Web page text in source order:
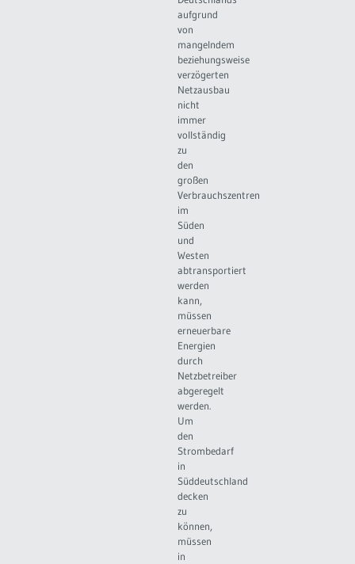
aufgrund
von
mangelndem
beziehungsweise
verzögerten
Netzausbau
nicht
immer
vollständig
zu
den
großen
Verbrauchszentren
im
Süden
und
Westen
abtransportiert
werden
kann,
müssen
erneuerbare
Energien
durch
Netzbetreiber
abgeregelt
werden.
Um
den
Strombedarf
in
Süddeutschland
decken
zu
können,
müssen
in